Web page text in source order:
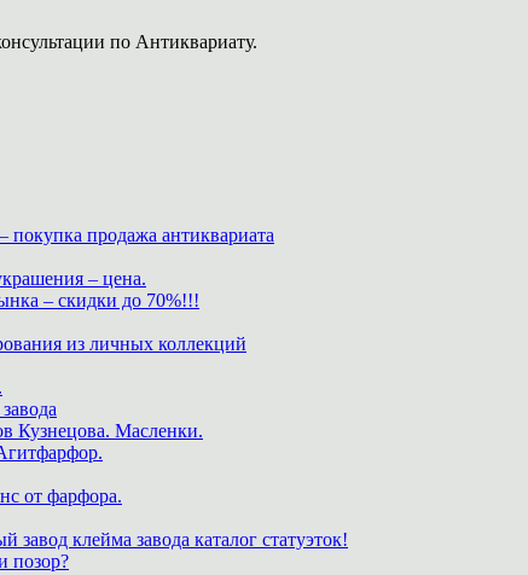
по Антиквариату.
покупка продажа антиквариата
– цена.
– скидки до 70%!!!
из личных коллекций
Кузнецова. Масленки.
от фарфора.
клейма завода каталог статуэток!
позор?